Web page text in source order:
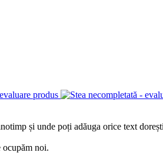
și unde poți adăuga orice text
ocupăm noi.